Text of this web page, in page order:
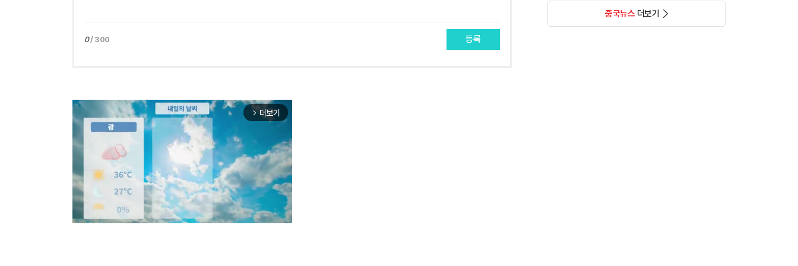
0/ 300 등록
arrow_forward_ios 더보기
중국뉴스더보기